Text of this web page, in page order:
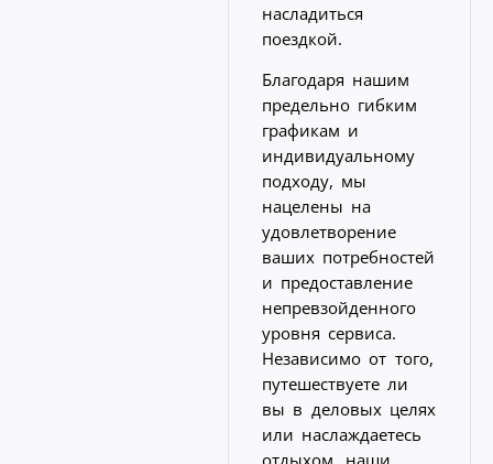
насладиться
поездкой.
Благодаря нашим
предельно гибким
графикам и
индивидуальному
подходу, мы
нацелены на
удовлетворение
ваших потребностей
и предоставление
непревзойденного
уровня сервиса.
Независимо от того,
путешествуете ли
вы в деловых целях
или наслаждаетесь
отдыхом, наши